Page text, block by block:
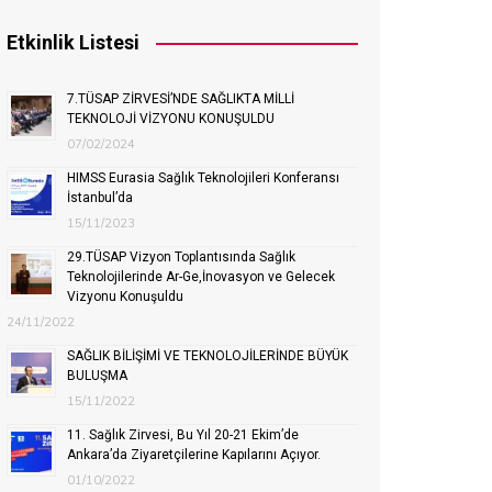
Etkinlik Listesi
7.TÜSAP ZİRVESİ’NDE SAĞLIKTA MİLLİ
TEKNOLOJİ VİZYONU KONUŞULDU
07/02/2024
HIMSS Eurasia Sağlık Teknolojileri Konferansı
İstanbul’da
15/11/2023
29.TÜSAP Vizyon Toplantısında Sağlık
Teknolojilerinde Ar-Ge,İnovasyon ve Gelecek
Vizyonu Konuşuldu
24/11/2022
SAĞLIK BİLİŞİMİ VE TEKNOLOJİLERİNDE BÜYÜK
BULUŞMA
15/11/2022
11. Sağlık Zirvesi, Bu Yıl 20-21 Ekim’de
Ankara’da Ziyaretçilerine Kapılarını Açıyor.
01/10/2022